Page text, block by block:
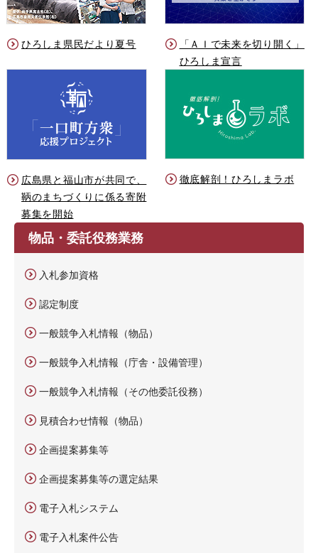
ひろしま県民だより夏号
「ＡＩで未来を切り開く」
ひろしま宣言
広島県と福山市が共同で、
鞆のまちづくりに係る寄附
募集を開始
徹底解剖！ひろしまラボ
物品・委託役務業務
入札参加資格
認定制度
一般競争入札情報（物品）
一般競争入札情報（庁舎・設備管理）
一般競争入札情報（その他委託役務）
見積合わせ情報（物品）
企画提案募集等
企画提案募集等の選定結果
電子入札システム
電子入札案件公告